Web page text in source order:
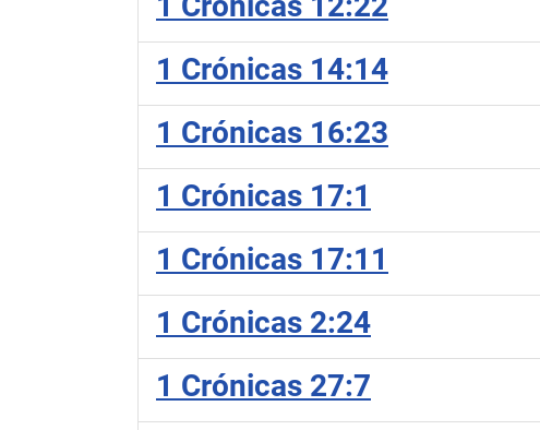
1 Crónicas 14:14
1 Crónicas 16:23
1 Crónicas 17:1
1 Crónicas 17:11
1 Crónicas 2:24
1 Crónicas 27:7